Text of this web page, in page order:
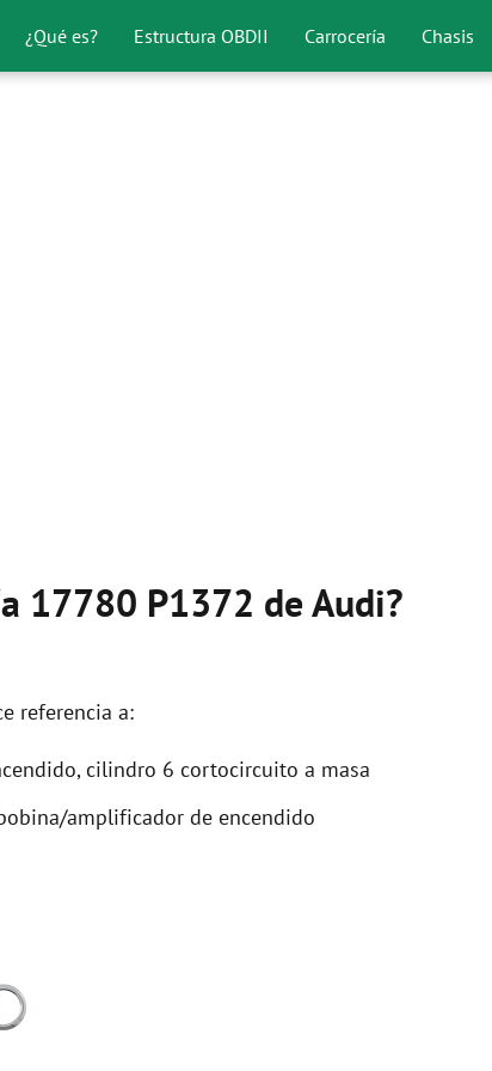
¿Qué es? Estructura OBDII Carrocería Chasis
17780 P1372 de Audi?
referencia a:
cilindro 6 cortocircuito a masa
amplificador de encendido